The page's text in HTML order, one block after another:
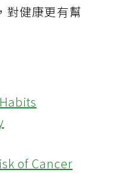
對健康更有幫
of Cancer